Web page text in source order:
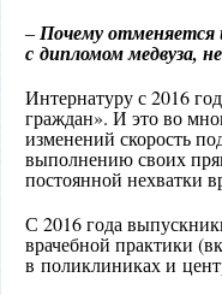
– Почему
с дипломом медвуза,
Интернатуру с 2016
граждан». И это во
изменений скорость
выполнению своих
постоянной нехватки
С 2016 года
врачебной практики
в поликлиниках и